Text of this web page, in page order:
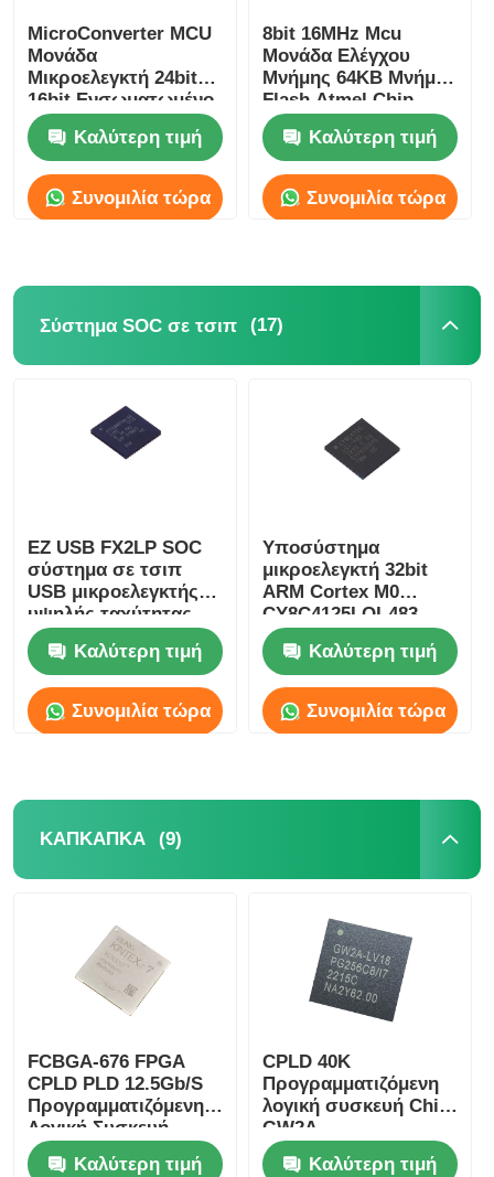
Κεραία επικοινωνίας
Συνδετήρας
Τσιπ διαχείρισης ισχύος
MicroConverter MCU
Μονάδα
Μικροελεγκτή 24bit
16bit Ενσωματωμένο
62KB
ADuC847BSZ62-5
Καλύτερη τιμή
Συνομιλία τώρα
8bit 16MHz Mcu
Μονάδα Ελέγχου
Μνήμης 64KB Μνήμη
Flash Atmel Chip
ATMEGA64A-AU
Καλύτερη τιμή
Συνομιλία τώρα
Σύστημα SOC σε τσιπ (17)
EZ USB FX2LP SOC
σύστημα σε τσιπ
USB μικροελεγκτής
υψηλής ταχύτητας
CY7C68013A-56LTXC
Καλύτερη τιμή
Συνομιλία τώρα
Υποσύστημα
μικροελεγκτή 32bit
ARM Cortex M0
CY8C4125LQI-483
Καλύτερη τιμή
Συνομιλία τώρα
ΚΑΠΚΑΠΚΑ (9)
FCBGA-676 FPGA
CPLD PLD 12.5Gb/S
Προγραμματιζόμενη
Λογική Συσκευή
XC7K325T-2FFG676I
Καλύτερη τιμή
CPLD 40K
Προγραμματιζόμενη
λογική συσκευή Chip
GW2A-
LV18PG256C8/I7
Καλύτερη τιμή